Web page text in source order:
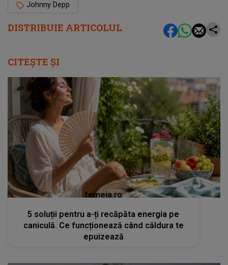
DISTRIBUIE ARTICOLUL
Johnny Depp
CITEȘTE ȘI
femeia.ro
5 soluții pentru a-ți recăpăta energia pe
caniculă. Ce funcționează când căldura te
epuizează